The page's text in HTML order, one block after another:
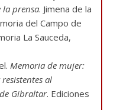
la prensa. Jimena de la
del Campo de
La Sauceda,
Memoria de mujer:
al
Gibraltar. Ediciones